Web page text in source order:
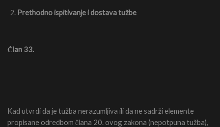
Prethodno ispitivanje i dostava tužbe
Član 33.
Kad utvrdi da je tužba nerazumljiva ili da ne sadrži elemente
propisane odredbom člana 20. ovog zakona (nepotpuna tužba),